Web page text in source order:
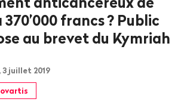
francs? Public
au brevet du Kymriah
juillet 2019